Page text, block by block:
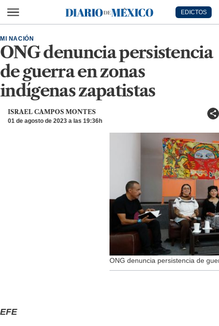
Diario de México
EDICTOS
ONG denuncia persistencia
de guerra en zonas
indígenas zapatistas
MI NACIÓN
ISRAEL CAMPOS MONTES
01 de agosto de 2023 a las 19:36h
ONG denuncia persistencia de
EFE